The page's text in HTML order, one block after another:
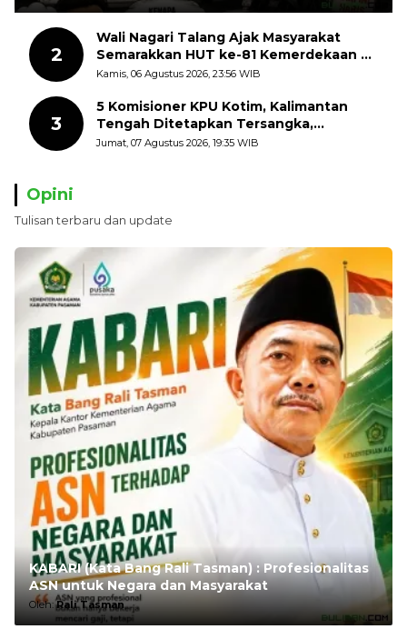
2
Wali Nagari Talang Ajak Masyarakat
Semarakkan HUT ke-81 Kemerdekaan RI
dengan Mengibarkan Bendera Merah
Kamis, 06 Agustus 2026, 23:56 WIB
3
5 Komisioner KPU Kotim, Kalimantan
Tengah Ditetapkan Tersangka,
Kerugian Negara ditaksir 10 Milyard
Jumat, 07 Agustus 2026, 19:35 WIB
Opini
Tulisan terbaru dan update
KABARI (Kata Bang Rali Tasman) : Profesionalitas
ASN untuk Negara dan Masyarakat
Oleh:Rali Tasman